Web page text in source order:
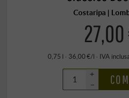
Costaripa |
27,00
0,75 l · 36,00 €/l · IVA
+
–